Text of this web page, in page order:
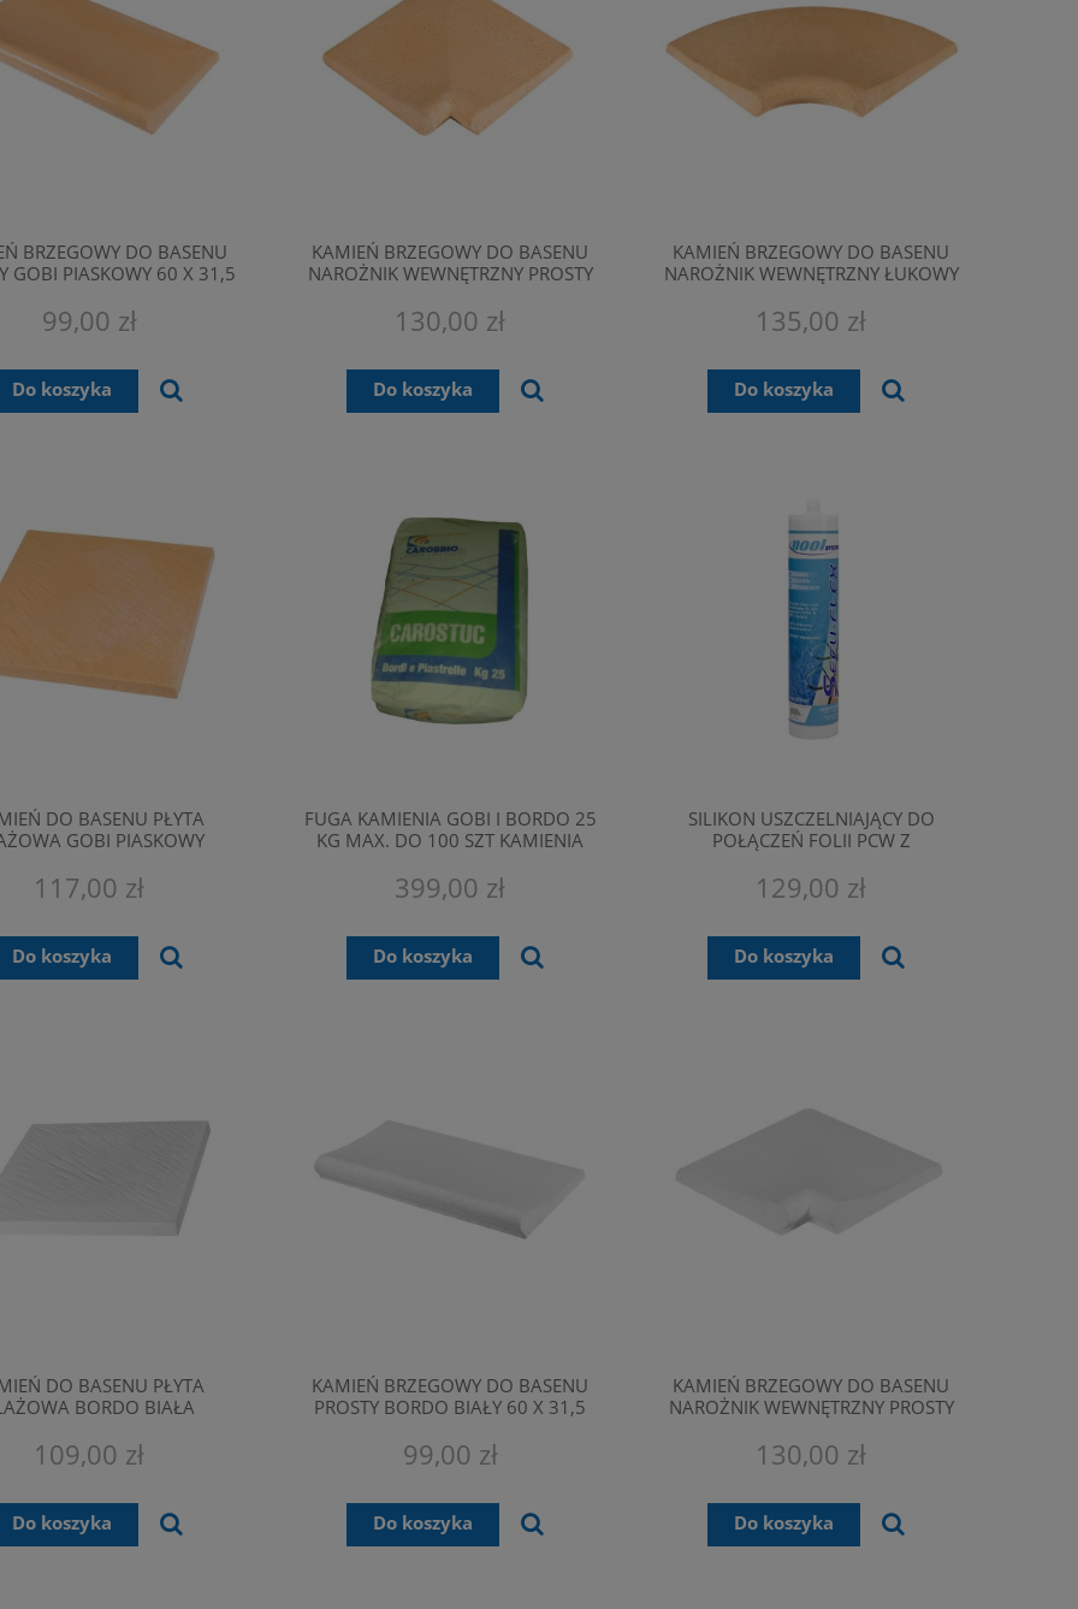
DO PVC-U I ABS 500 ML
ZBIORNIK FILTRA DO BASENU RONDA
OBRĘCZ DEKORACYJNA FLEXIPURE
BRZEGOWY DO BASENU
GOBI PIASKOWY 60 X 31,5
99,00 zł
Do koszyka
KAMIEŃ BRZEGOWY DO BASENU
NAROŻNIK WEWNĘTRZNY PROSTY
130,00 zł
Do koszyka
KAMIEŃ BRZEGOWY DO BASENU
NAROŻNIK WEWNĘTRZNY ŁUKOWY
CM
135,00 zł
Do koszyka
DO BASENU PŁYTA
GOBI PIASKOWY
117,00 zł
Do koszyka
FUGA KAMIENIA GOBI I BORDO 25
KG MAX. DO 100 SZT KAMIENIA
399,00 zł
Do koszyka
SILIKON USZCZELNIAJĄCY DO
POŁĄCZEŃ FOLII PCW Z
129,00 zł
Do koszyka
DO BASENU PŁYTA
BORDO BIAŁA
109,00 zł
Do koszyka
KAMIEŃ BRZEGOWY DO BASENU
PROSTY BORDO BIAŁY 60 X 31,5
99,00 zł
Do koszyka
KAMIEŃ BRZEGOWY DO BASENU
NAROŻNIK WEWNĘTRZNY PROSTY
130,00 zł
Do koszyka